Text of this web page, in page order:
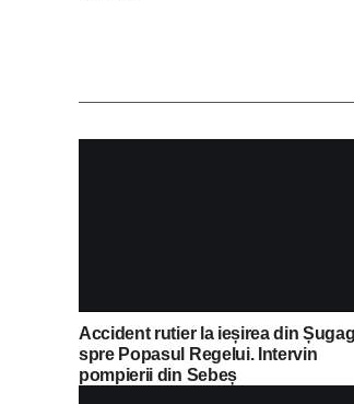
Accident rutier la ieșirea din Șugag
spre Popasul Regelui. Intervin
pompierii din Sebeș